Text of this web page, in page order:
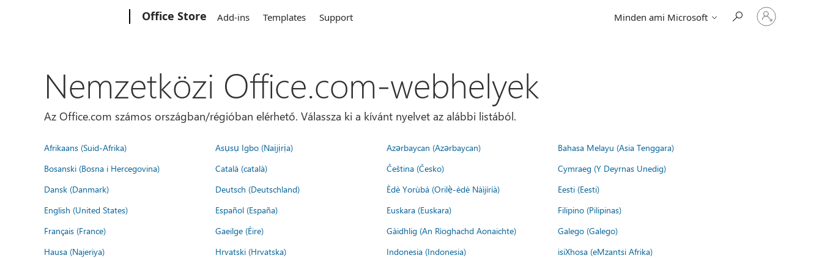
Office Store Add-ins Templates Support Minden ami Microsoft
Jelentkezzen
be
Nemzetközi Office.com-webhelyek
Az Office.com számos országban/régióban elérhető. Válassza ki a kívánt nyelvet az alábbi listából.
Afrikaans (Suid-Afrika) Asụsụ Igbo (Naịjịrịa) Azərbaycan (Azərbaycan)
Bahasa Melayu (Asia Tenggara)
Bosanski (Bosna i Hercegovina)
Català (català) Čeština (Česko)
Cymraeg (Y Deyrnas Unedig)
Dansk (Danmark)
Deutsch (Deutschland) Èdè Yorùbá (Orilẹ̀-èdè Nàìjíríà)
Eesti (Eesti)
English (United States)
Español (España) Euskara (Euskara)
Filipino (Pilipinas)
Français (France)
Gaeilge (Éire) Gàidhlig (An Rìoghachd Aonaichte)
Galego (Galego)
Hausa (Najeriya)
Hrvatski (Hrvatska) Indonesia (Indonesia)
isiXhosa (eMzantsi Afrika)